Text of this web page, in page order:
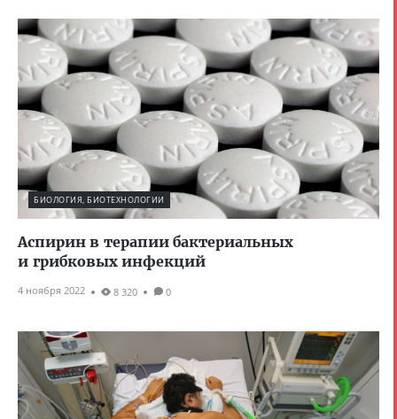
БИОЛОГИЯ, БИОТЕХНОЛОГИИ
Аспирин в терапии бактериальных
и грибковых инфекций
4 ноября 2022 8 320 0